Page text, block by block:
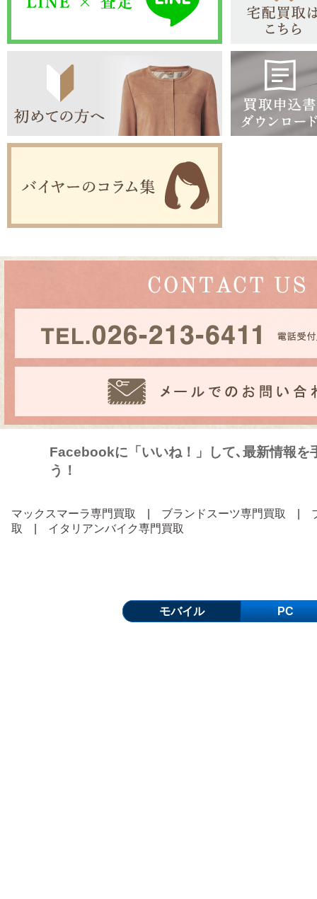
Facebookに「いいね！」して､最新情報を
う！
マックスマーラ専門買取 ブランドスーツ専門買取
取
イタリアンバイク専門買取
モバイル PC